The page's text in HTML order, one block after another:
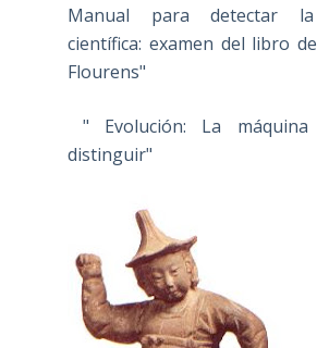
Manual para detectar
científica: examen del libro
Flourens"
" Evolución: La máquina
distinguir"